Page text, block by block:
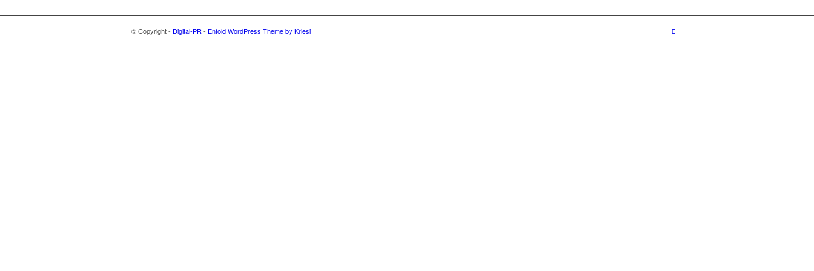
© Copyright - Digital-PR - Enfold WordPress Theme by Kriesi